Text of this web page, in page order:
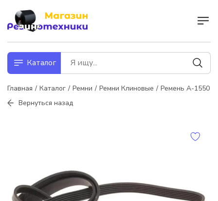
Каталог
Главная Каталог Ремни Ремни Клиновые
Ремень А-1550
Вернуться назад